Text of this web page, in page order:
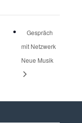
Gespräch
mit Netzwerk
Neue Musik